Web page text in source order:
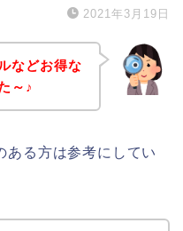
2021年3月19日
などお得な
～♪
ある方は参考にしてい